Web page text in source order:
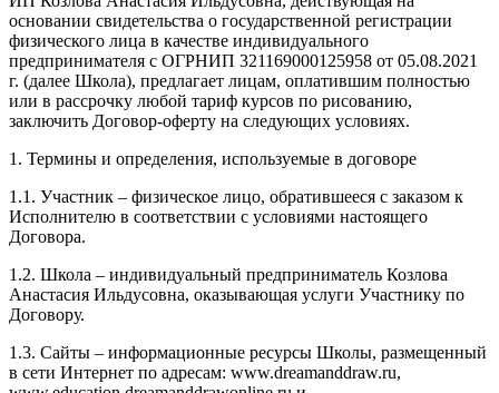
основании свидетельства о государственной регистрации
физического лица в качестве индивидуального
предпринимателя с ОГРНИП 321169000125958 от 05.08.2021
г. (далее Школа), предлагает лицам, оплатившим полностью
или в рассрочку любой тариф курсов по рисованию,
заключить Договор-оферту на следующих условиях.
1. Термины и определения, используемые в договоре
1.1. Участник – физическое лицо, обратившееся с заказом к
Исполнителю в соответствии с условиями настоящего
Договора.
1.2. Школа – индивидуальный предприниматель Козлова
Анастасия Ильдусовна, оказывающая услуги Участнику по
Договору.
1.3. Сайты – информационные ресурсы Школы, размещенный
в сети Интернет по адресам: www.dreamanddraw.ru,